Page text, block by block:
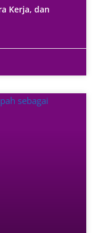
Kerja, dan